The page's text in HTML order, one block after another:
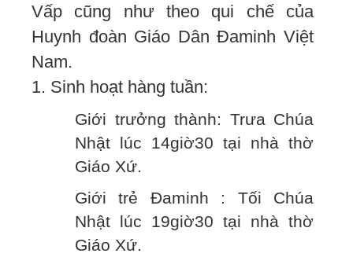
Vấp cũng như theo qui chế của
Huynh đoàn Giáo Dân Đaminh Việt
Nam.
1. Sinh hoạt hàng tuần:
Giới trưởng thành: Trưa Chúa
Nhật lúc 14giờ30 tại nhà thờ
Giáo Xứ.
Giới trẻ Đaminh : Tối Chúa
Nhật lúc 19giờ30 tại nhà thờ
Giáo Xứ.